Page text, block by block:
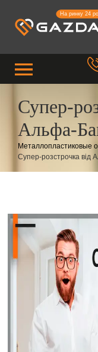
На ринку 24
Супер-
Альфа-
Металлопластиковые
Супер-розстрочка від